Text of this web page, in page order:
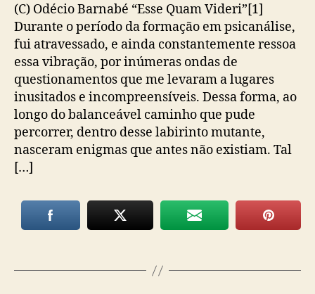
(C) Odécio Barnabé “Esse Quam Videri”[1]
Durante o período da formação em psicanálise,
fui atravessado, e ainda constantemente ressoa
essa vibração, por inúmeras ondas de
questionamentos que me levaram a lugares
inusitados e incompreensíveis. Dessa forma, ao
longo do balanceável caminho que pude
percorrer, dentro desse labirinto mutante,
nasceram enigmas que antes não existiam. Tal
[…]